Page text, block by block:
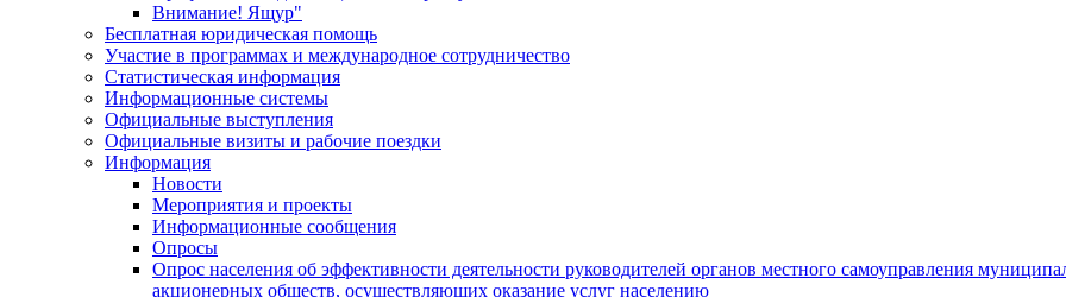
Внимание! Ящур"
Бесплатная юридическая помощь
Участие в программах и международное сотрудничество
Статистическая информация
Информационные системы
Официальные выступления
Официальные визиты и рабочие поездки
Информация
Новости
Мероприятия и проекты
Информационные сообщения
Опросы
Опрос населения об эффективности деятельности руководителей органов местного самоуправления
акционерных обществ, осуществляющих оказание услуг населению